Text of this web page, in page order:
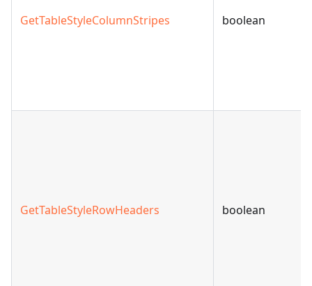
GetTableStyleColumnStripes boolean
GetTableStyleRowHeaders boolean